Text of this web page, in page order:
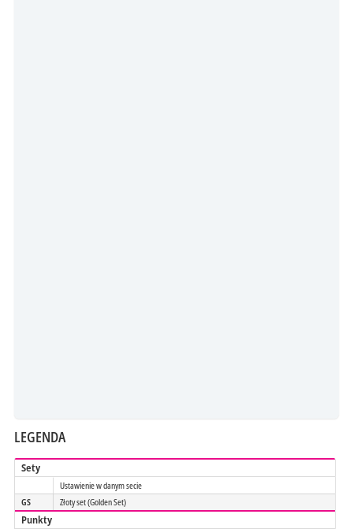
LEGENDA
Sety
Ustawienie w danym secie
GS
Złoty set (Golden Set)
Punkty